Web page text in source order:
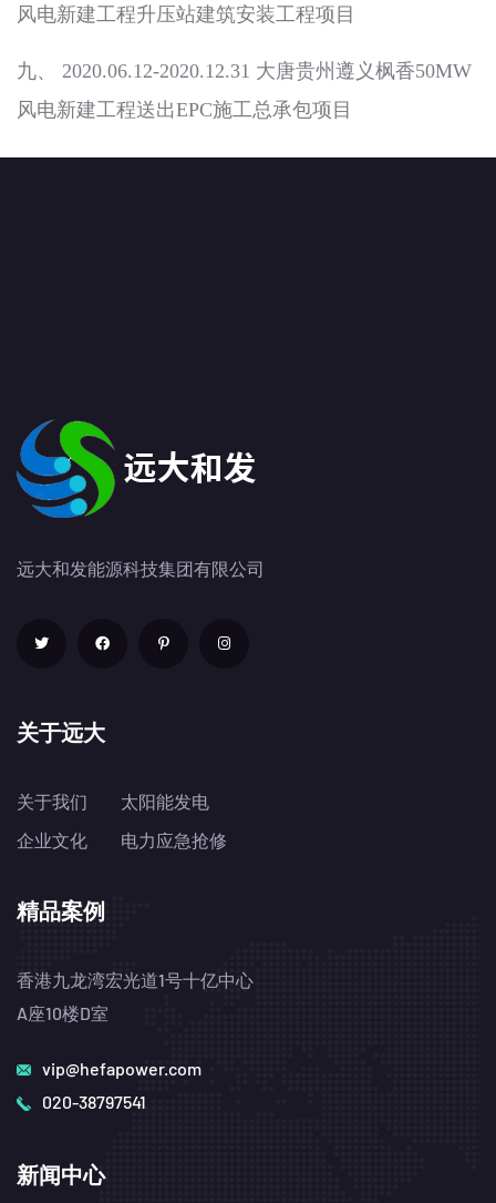
风电新建工程升压站建筑安装工程项目
九、 2020.06.12-2020.12.31 大唐贵州遵义枫香50MW
风电新建工程送出EPC施工总承包项目
远大和发能源科技集团有限公司
关于远大
关于我们
企业文化
太阳能发电
电力应急抢修
精品案例
香港九龙湾宏光道1号十亿中心
A座10楼D室
vip@hefapower.com
020-38797541
新闻中心